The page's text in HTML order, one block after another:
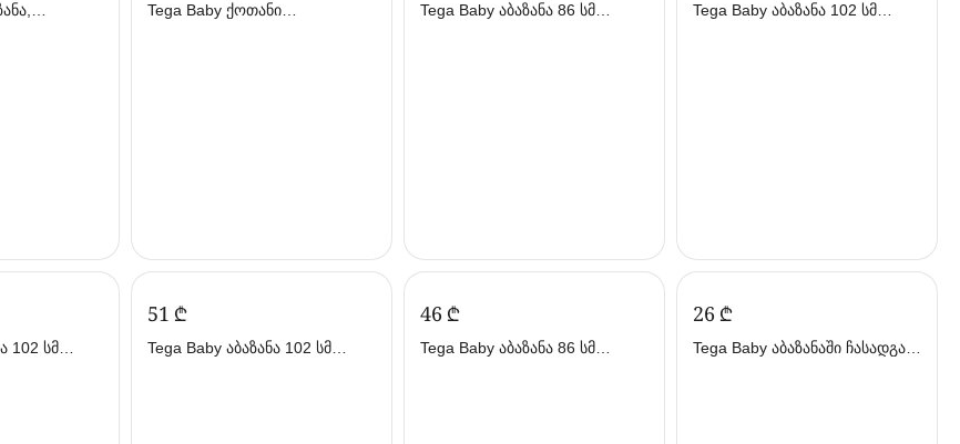
Tega Baby ქოთანი
Tega Baby აბაზანა 86 სმ
Tega Baby აბაზანა 102 სმ
‍51‍ ₾
Tega Baby აბაზანა 102 სმ
‍46‍ ₾
Tega Baby აბაზანა 86 სმ
‍26‍ ₾
Tega Baby აბაზანაში ჩასადგამი